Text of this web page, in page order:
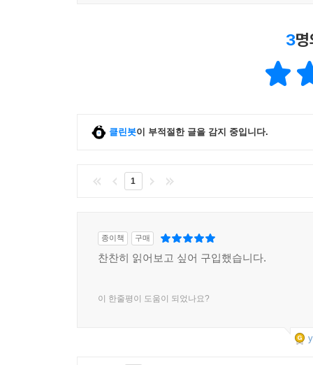
래서 윌 버킹엄은 우리에게 낯섦에 친숙해지라고
무관심이다. 고통스러울 때는 그 원인을 없애려
다. 나와 생각과 느낌이 다른 사람들과 갈등을 겪
--- p.204
“사악한 이들 탓에 분노가 이는가? 즉시 그의 삶
도 그이가 어려운 처지 속에서 힘들게 버티고 있
덮인 산의 경치를 즐길 때와, 석탄이 묻힌 광맥으
느끼는 사람이 많아진 것은 “자신이 어떤 삶을
어떻게 살아가야 할지 방향을 제시하는 자기 ‘서
연결될 수 있다. 이런 맥락에서 3장에서 소개하
4장에서는 우리 시대에 더욱 심화되고 있는 편
한계와 편견을 돌아보는 태도다. 이방인에 대한
주고받는 연습을 끊임없이 해야 한다는 영국
현실을 있는 그대로 마주하고 삶의 불확실성을 받
혼란스러운 오늘을 단단한 내일로 바꿔줄 스토아
5장에서는 일상을 단단하게 꾸리는 데 도움이
수용하라는 부처와 쇼펜하우어의 이야기는 담담
3
클린봇이 부적절한 글을 감지 중입니다.
1
종이책 구매
찬찬히 읽어보고 싶어 구입했습니다.
이 한줄평이 도움이 되었나요?